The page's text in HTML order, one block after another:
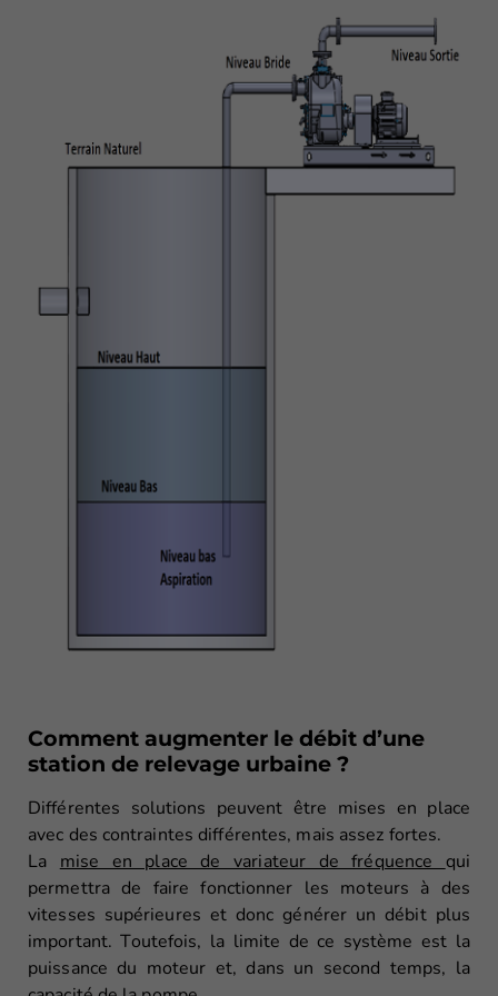
Comment augmenter le débit d’une
station de relevage urbaine ?
Différentes solutions peuvent être mises en place
avec des contraintes différentes, mais assez fortes.
La mise en place de variateur de fréquence qui
permettra de faire fonctionner les moteurs à des
vitesses supérieures et donc générer un débit plus
important. Toutefois, la limite de ce système est la
puissance du moteur et, dans un second temps, la